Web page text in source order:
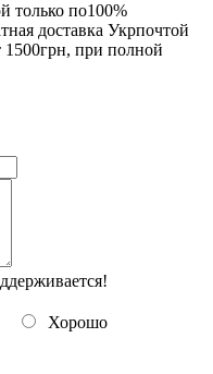
только по100%
доставка Укрпочтой
1500грн, при полной
Хорошо